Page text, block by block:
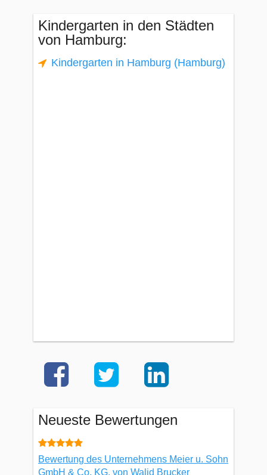
Kindergarten in den Städten
von Hamburg:
Kindergarten in Hamburg (Hamburg)
Neueste Bewertungen
Bewertung des Unternehmens Meier u. Sohn
GmbH & Co. KG, von Walid Brucker